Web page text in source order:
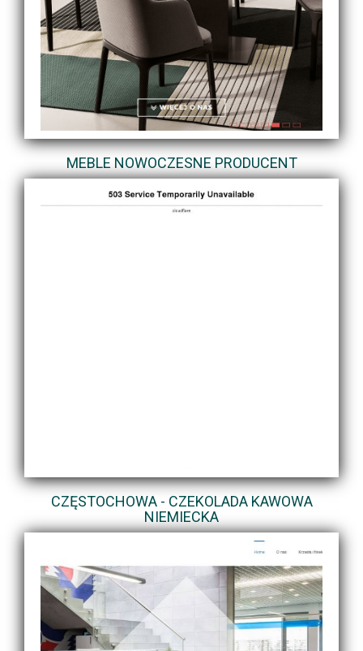
MEBLE NOWOCZESNE PRODUCENT
CZĘSTOCHOWA - CZEKOLADA KAWOWA
NIEMIECKA